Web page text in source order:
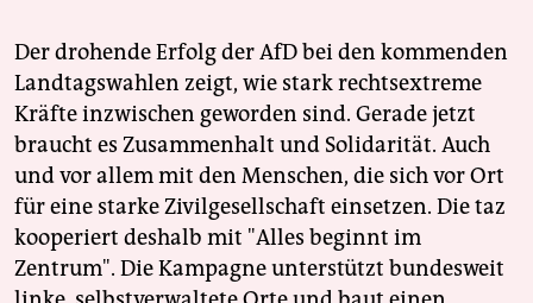
Der drohende Erfolg der AfD bei den kommenden
Landtagswahlen zeigt, wie stark rechtsextreme
Kräfte inzwischen geworden sind. Gerade jetzt
braucht es Zusammenhalt und Solidarität. Auch
und vor allem mit den Menschen, die sich vor Ort
für eine starke Zivilgesellschaft einsetzen. Die taz
kooperiert deshalb mit "Alles beginnt im
Zentrum". Die Kampagne unterstützt bundesweit